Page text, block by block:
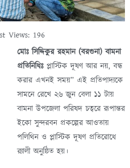
Views: 196
মোঃ সিদ্দিকুর রহমান (বরগুনা) বামনা
প্রতিনিধিঃ প্লাস্টিক দূষণ আর নয়, বন্ধ
করার এখনই সময়” এই প্রতিপাদ্যকে
সামনে রেখে ২৬ জুন বেলা ১১ টায়
বামনা উপজেলা পরিষদ চত্বরে রূপান্তর
ইকো সুন্দরবন প্রকল্পের আওতায়
পলিথিন ও প্লাস্টিক দূষণ প্রতিরোধে
র‌্যালী অনুষ্ঠিত হয়।